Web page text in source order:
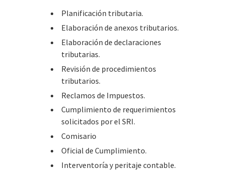
Planificación tributaria.
Elaboración de anexos tributarios.
Elaboración de declaraciones
tributarias.
Revisión de procedimientos
tributarios.
Reclamos de Impuestos.
Cumplimiento de requerimientos
solicitados por el SRI.
Comisario
Oficial de Cumplimiento.
Interventoría y peritaje contable.